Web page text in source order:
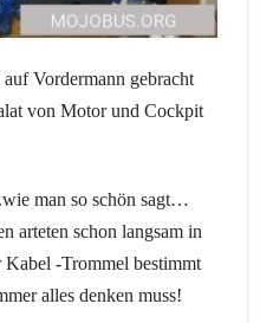
Vordermann gebracht
von Motor und Cockpit
man so schön sagt…
arteten schon langsam in
Kabel -Trommel bestimmt
alles denken muss!